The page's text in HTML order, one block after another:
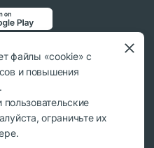
материалов ссылка на
файлы «cookie» с
и повышения
ограничьте их